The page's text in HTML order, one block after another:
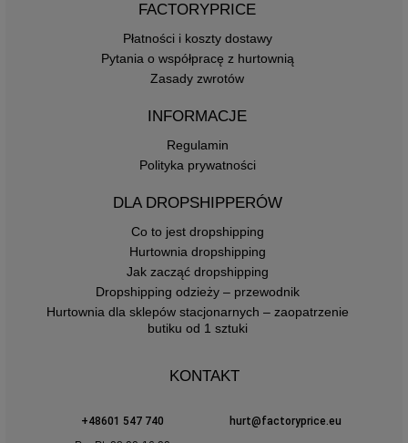
FACTORYPRICE
Płatności i koszty dostawy
Pytania o współpracę z hurtownią
Zasady zwrotów
INFORMACJE
Regulamin
Polityka prywatności
DLA DROPSHIPPERÓW
Co to jest dropshipping
Hurtownia dropshipping
Jak zacząć dropshipping
Dropshipping odzieży – przewodnik
Hurtownia dla sklepów stacjonarnych – zaopatrzenie
butiku od 1 sztuki
KONTAKT
+48601 547 740
hurt@factoryprice.eu